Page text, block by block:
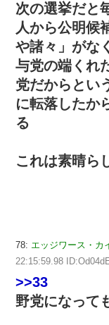
次の選挙だと
人から公明候
や諸々」がな
与党の端くれ
党だからとい
に転落したか
る
これは素晴ら
78: エッジワース・カ
22:15:59.98
>>33
野党になって